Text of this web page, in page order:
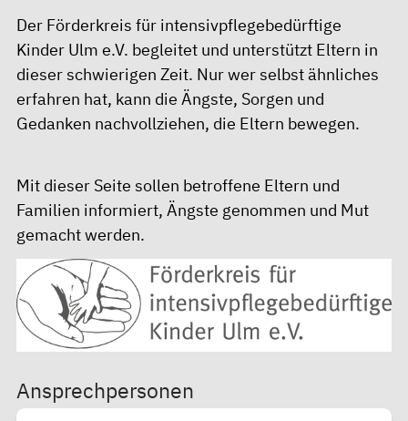
Der Förderkreis für intensivpflegebedürftige
Kinder Ulm e.V. begleitet und unterstützt Eltern in
dieser schwierigen Zeit. Nur wer selbst ähnliches
erfahren hat, kann die Ängste, Sorgen und
Gedanken nachvollziehen, die Eltern bewegen.
Mit dieser Seite sollen betroffene Eltern und
Familien informiert, Ängste genommen und Mut
gemacht werden.
Ansprechpersonen